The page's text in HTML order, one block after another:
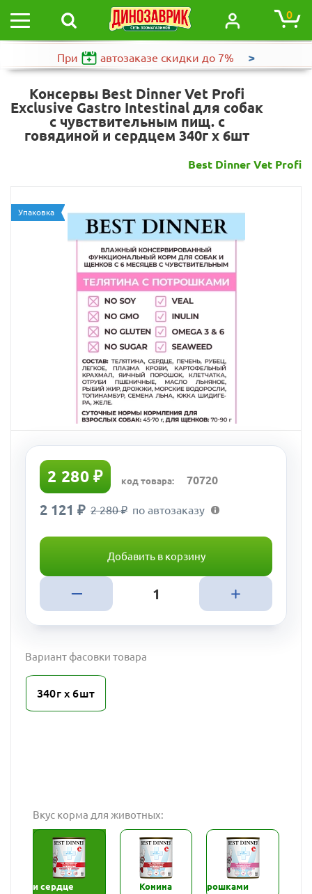
0
При автозаказе скидки до 7% >
Консервы Best Dinner Vet Profi
Exclusive Gastro Intestinal для собак
с чувствительным пищ. с
говядиной и сердцем 340г х 6шт
Best Dinner Vet Profi
Упаковка
2 280 ₽ код товара: 70720
2 121 ₽ 2 280 ₽ по автозаказу
Добавить в корзину
Вариант фасовки товара
340г х 6шт
Вкус корма для животных:
и сердце Конина
Телятина с потрошками Ягнёнок и